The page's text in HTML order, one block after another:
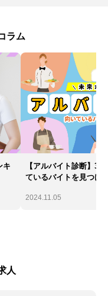
ラム
キ
【アルバイト診断】
ているバイトを見つけ
2024.11.05
人